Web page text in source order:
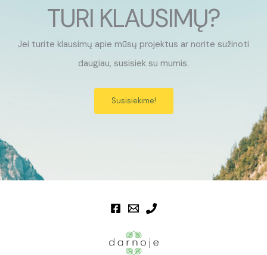
TURI KLAUSIMŲ?
Jei turite klausimų apie mūsų projektus ar norite sužinoti
daugiau, susisiek su mumis.
Susisiekime!